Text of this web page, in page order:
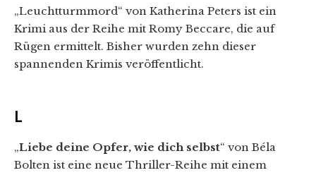
„Leuchtturmmord“ von Katherina Peters ist ein
Krimi aus der Reihe mit Romy Beccare, die auf
Rügen ermittelt. Bisher wurden zehn dieser
spannenden Krimis veröffentlicht.
L
„Liebe deine Opfer, wie dich selbst“ von Béla
Bolten ist eine neue Thriller-Reihe mit einem